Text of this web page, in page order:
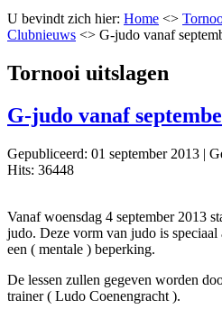
U bevindt zich hier: Home <>
Clubnieuws <> G-judo vanaf
Tornooi uitslagen
G-judo vanaf
Gepubliceerd: 01 september 2013 |
Hits: 36448
Vanaf woensdag 4 september 2013
judo. Deze vorm van judo is speciaal
een ( mentale ) beperking.
De lessen zullen gegeven worden
trainer ( Ludo Coenengracht ).